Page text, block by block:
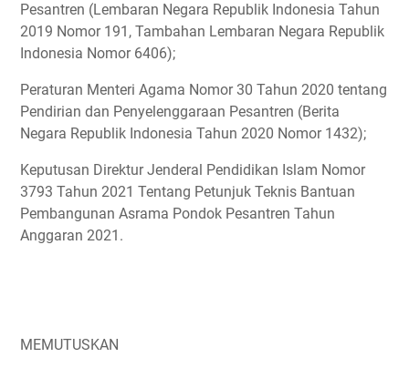
Pesantren (Lembaran Negara Republik Indonesia Tahun
2019 Nomor 191, Tambahan Lembaran Negara Republik
Indonesia Nomor 6406);
Peraturan Menteri Agama Nomor 30 Tahun 2020 tentang
Pendirian dan Penyelenggaraan Pesantren (Berita
Negara Republik Indonesia Tahun 2020 Nomor 1432);
Keputusan Direktur Jenderal Pendidikan Islam Nomor
3793 Tahun 2021 Tentang Petunjuk Teknis Bantuan
Pembangunan Asrama Pondok Pesantren Tahun
Anggaran 2021.
MEMUTUSKAN